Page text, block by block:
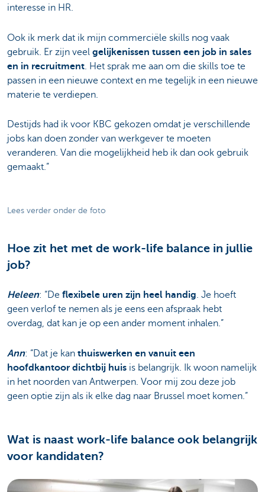
interesse in HR.
Ook ik merk dat ik mijn commerciële skills nog vaak
gebruik. Er zijn veel gelijkenissen tussen een job in sales
en in recruitment. Het sprak me aan om die skills toe te
passen in een nieuwe context en me tegelijk in een nieuwe
materie te verdiepen.
Destijds had ik voor KBC gekozen omdat je verschillende
jobs kan doen zonder van werkgever te moeten
veranderen. Van die mogelijkheid heb ik dan ook gebruik
gemaakt.”
Lees verder onder de foto
Hoe zit het met de work-life balance in jullie
job?
Heleen: “De flexibele uren zijn heel handig. Je hoeft
geen verlof te nemen als je eens een afspraak hebt
overdag, dat kan je op een ander moment inhalen.”
Ann: “Dat je kan thuiswerken en vanuit een
hoofdkantoor dichtbij huis is belangrijk. Ik woon namelijk
in het noorden van Antwerpen. Voor mij zou deze job
geen optie zijn als ik elke dag naar Brussel moet komen.”
Wat is naast work-life balance ook belangrijk
voor kandidaten?